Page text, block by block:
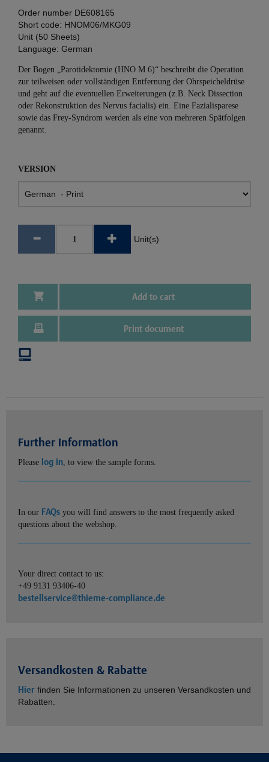
Order number DE608165
Short code: HNOM06/MKG09
Unit (50 Sheets)
Language: German
Der Bogen „Parotidektomie (HNO M 6)“ beschreibt die Operation
zur teilweisen oder vollständigen Entfernung der Ohrspeicheldrüse
und geht auf die eventuellen Erweiterungen (z.B. Neck Dissection
oder Rekonstruktion des Nervus facialis) ein. Eine Fazialisparese
sowie das Frey-Syndrom werden als eine von mehreren Spätfolgen
genannt.
VERSION
Unit(s)
Add to cart
Print document
Further information
Please log in, to view the sample forms.
In our FAQs you will find answers to the most frequently asked
questions about the webshop.
Your direct contact to us:
+49 9131 93406-40
bestellservice@thieme-compliance.de
Versandkosten & Rabatte
Hier finden Sie Informationen zu unseren Versandkosten und
Rabatten.